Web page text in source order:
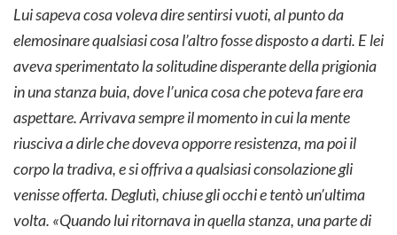
Lui sapeva cosa voleva dire sentirsi vuoti, al punto da
elemosinare qualsiasi cosa l’altro fosse disposto a darti. E lei
aveva sperimentato la solitudine disperante della prigionia
in una stanza buia, dove l’unica cosa che poteva fare era
aspettare. Arrivava sempre il momento in cui la mente
riusciva a dirle che doveva opporre resistenza, ma poi il
corpo la tradiva, e si offriva a qualsiasi consolazione gli
venisse offerta. Deglutì, chiuse gli occhi e tentò un’ultima
volta. «Quando lui ritornava in quella stanza, una parte di